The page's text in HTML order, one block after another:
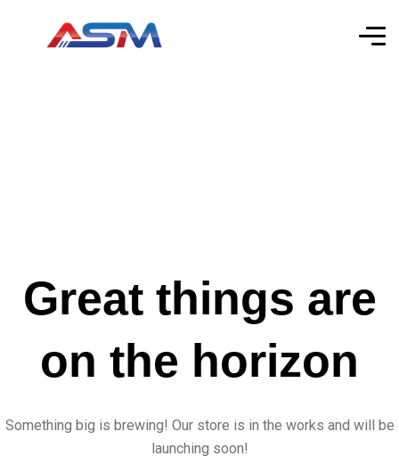
Great things are
on the horizon
Something big is brewing! Our store is in the works and will be
launching soon!